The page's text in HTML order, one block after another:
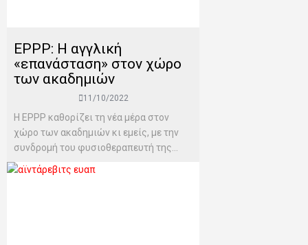
ΕPPP: Η αγγλική
«επανάσταση» στον χώρο
των ακαδημιών
11/10/2022
Η EPPP καθορίζει τη νέα μέρα στον
χώρο των ακαδημιών κι εμείς, με την
συνδρομή του φυσιοθεραπευτή της...